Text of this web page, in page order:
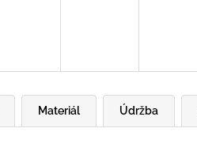
Materiál Údržba